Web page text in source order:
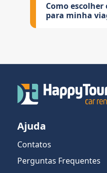
Como
para minha
Ajuda
Contatos
Perguntas Frequentes